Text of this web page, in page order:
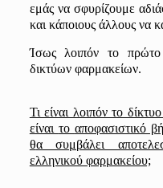
εμάς να σφυρίζουμε
και κάποιους άλλους να
Ίσως λοιπόν το
δικτύων φαρμακείων.
Τι είναι λοιπόν το
είναι το αποφασιστικό βή
θα συμβάλει
ελληνικού φαρμακείου;